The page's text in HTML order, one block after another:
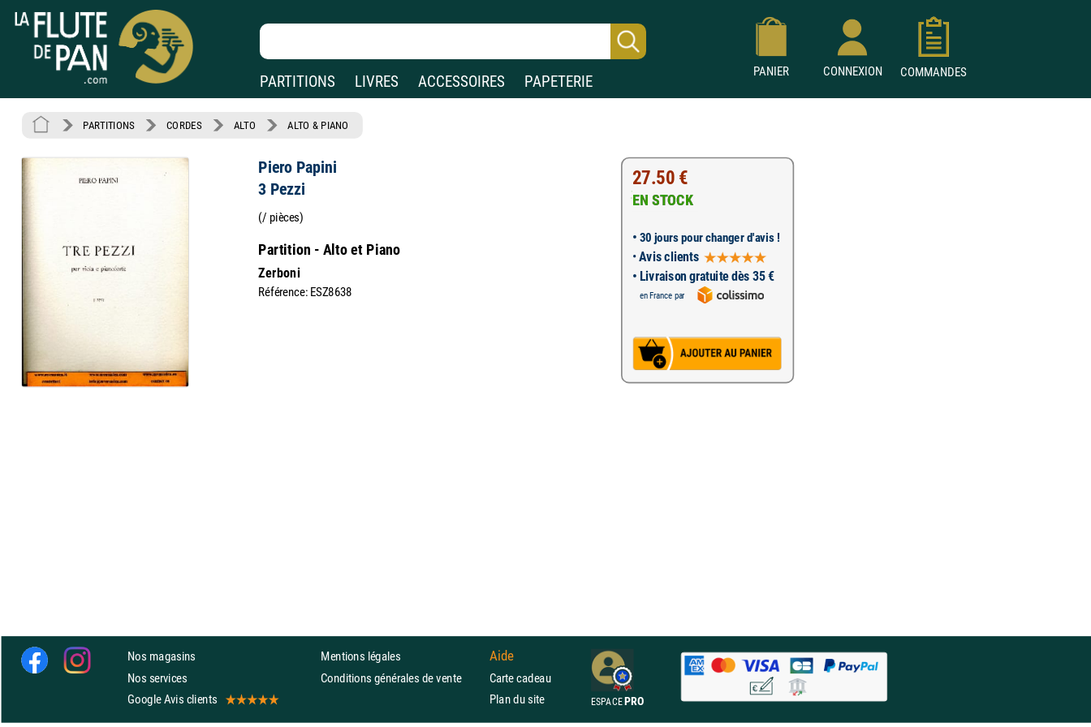
PARTITIONS LIVRES ACCESSOIRES PAPETERIE
PANIER CONNEXION COMMANDES
PARTITIONS CORDES ALTO ALTO & PIANO
Piero Papini
3 Pezzi
(/ pièces)
Partition - Alto et Piano
Zerboni
Référence: ESZ8638
27.50 €
EN STOCK
• 30 jours pour changer d'avis !
•Avis clients
• Livraison gratuite dès 35 €
en France par
Nos magasins
Nos services
Google Avis clients
Mentions légales
Conditions générales de vente
Aide
Carte cadeau
Plan du site
ESPACEPRO